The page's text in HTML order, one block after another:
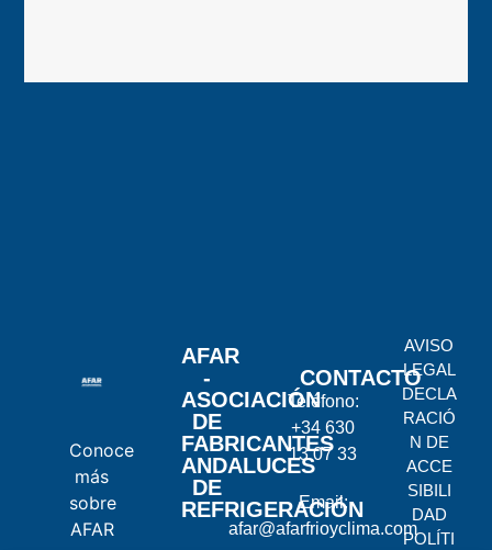
Conoce
más
sobre
AFAR
AFAR
-
ASOCIACIÓN
DE
FABRICANTES
ANDALUCES
DE
REFRIGERACIÓN
CONTACTO
Teléfono:
+34 630
13 07 33
Email:
afar@afarfrioyclima.com
AVISO
LEGAL
DECLA
RACIÓ
N DE
ACCE
SIBILI
DAD
POLÍTI